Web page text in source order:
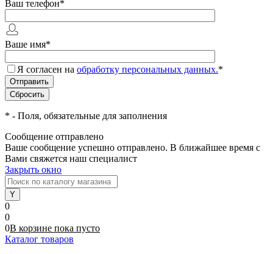
Ваш телефон*
Ваше имя*
Я согласен на обработку персональных данных.*
* - Поля, обязательные для заполнения
Сообщение отправлено
Ваше сообщение успешно отправлено. В ближайшее время с
Вами свяжется наш специалист
Закрыть окно
0
0
0В корзине пока пусто
Каталог товаров